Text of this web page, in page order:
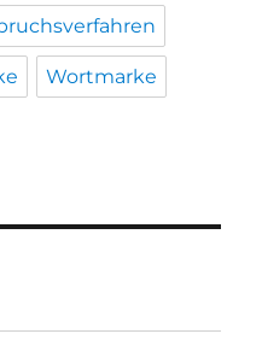
Wortmarke